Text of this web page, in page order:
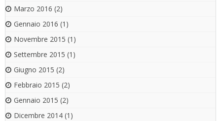
Marzo 2016 (2)
Gennaio 2016 (1)
Novembre 2015 (1)
Settembre 2015 (1)
Giugno 2015 (2)
Febbraio 2015 (2)
Gennaio 2015 (2)
Dicembre 2014 (1)